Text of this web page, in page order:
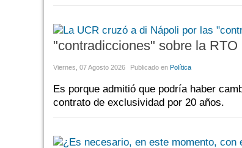
"contradicciones" sobre la RTO
Viernes, 07 Agosto 2026 Publicado en Política
Es porque admitió que podría haber
contrato de exclusividad por 20 años.